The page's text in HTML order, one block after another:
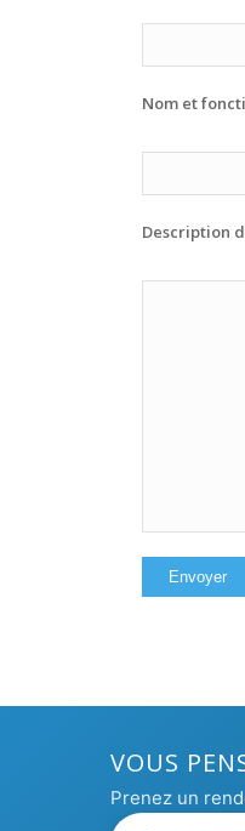
Nom et
Description
VOUS
Prenez un